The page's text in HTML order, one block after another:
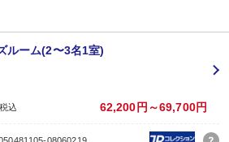
ルーム(2〜3名1室)
込 62,200円～69,700円